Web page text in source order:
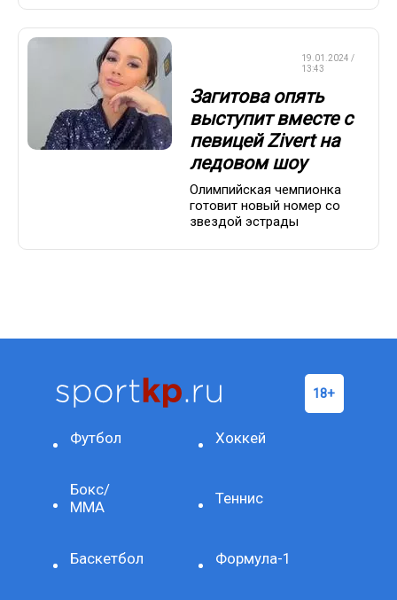
19.01.2024 /
13:43
Загитова опять
выступит вместе с
певицей Zivert на
ледовом шоу
Олимпийская чемпионка
готовит новый номер со
звездой эстрады
Футбол Хоккей
Бокс/
ММА
Теннис
Баскетбол Формула-1